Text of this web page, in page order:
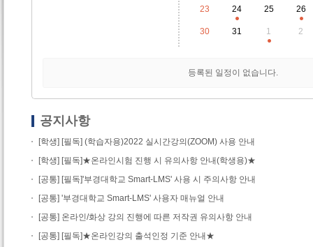
23 24 25 26
30 31 1 2
등록된 일정이 없습니다.
공지사항
[학생] [필독] (학습자용)2022 실시간강의(ZOOM) 사용 안내
[학생] [필독]★온라인시험 진행 시 유의사항 안내(학생용)★
[공통] [필독]'부경대학교 Smart-LMS' 사용 시 주의사항 안내
[공통] '부경대학교 Smart-LMS' 사용자 매뉴얼 안내
[공통] 온라인/화상 강의 진행에 따른 저작권 유의사항 안내
[공통] [필독]★온라인강의 출석인정 기준 안내★